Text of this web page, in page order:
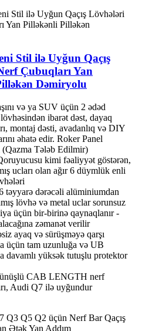
Stil ilə Uyğun Qaçış
Çubuqları Yan
Dəmiryolu
və ya SUV üçün 2 ədəd
ibarət dəst, dayaq
montaj dəsti, avadanlıq və DIY
əhatə edir. Roker Panel
(Qazma Tələb Edilmir)
kimi fəaliyyət göstərən,
ucları olan ağır 6 düymlük enli
təyyarə dərəcəli alüminiumdan
lövhə və metal uclar sorunsuz
üçün bir-birinə qaynaqlanır -
zəmanət verilir
ayaq və sürüşməyə qarşı
üçün tam uzunluğa və UB
davamlı yüksək tutuşlu protektor
CAB LENGTH nerf
Audi Q7 ilə uyğundur